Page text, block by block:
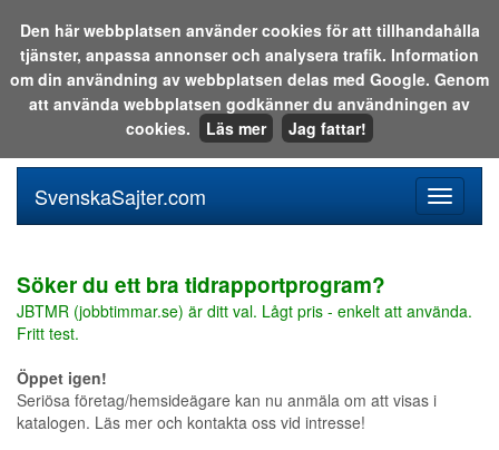
Sök i katalogen eller på webben:
meny
SvenskaSajter.com
Söker du ett bra tidrapportprogram?
JBTMR (jobbtimmar.se) är ditt val. Lågt pris - enkelt att använda.
Fritt test.
Öppet igen!
Seriösa företag/hemsideägare kan nu anmäla om att visas i
katalogen. Läs mer och kontakta oss vid intresse!
Den här webbplatsen använder cookies för att tillhandahålla
tjänster, anpassa annonser och analysera trafik. Information
om din användning av webbplatsen delas med Google. Genom
att använda webbplatsen godkänner du användningen av
cookies.
Läs mer Jag fattar!